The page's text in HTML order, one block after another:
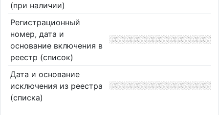
(при наличии)
Регистрационный
номер, дата и
основание включения в
реестр (список)
Дата и основание
исключения из реестра
(списка)